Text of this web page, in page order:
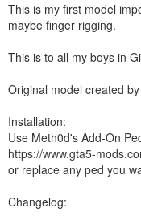
This is my first model
maybe finger rigging.
This is to all my boys in
Original model created
Installation:
Use Meth0d's Add-On
https://www.gta5-
or replace any ped you
Changelog: